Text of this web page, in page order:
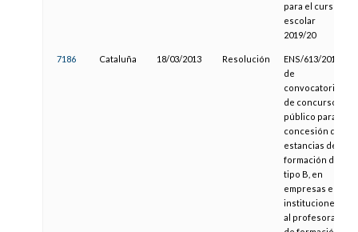
para el curso
escolar
2019/20
7186 Cataluña 18/03/2013 Resolución
ENS/613/2013,
de
convocatoria
de concurso
público para la
concesión de
estancias de
formación de
tipo B, en
empresas e
instituciones,
al profesorado